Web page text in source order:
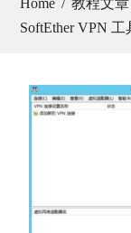
Home 教程文章
SoftEther VPN